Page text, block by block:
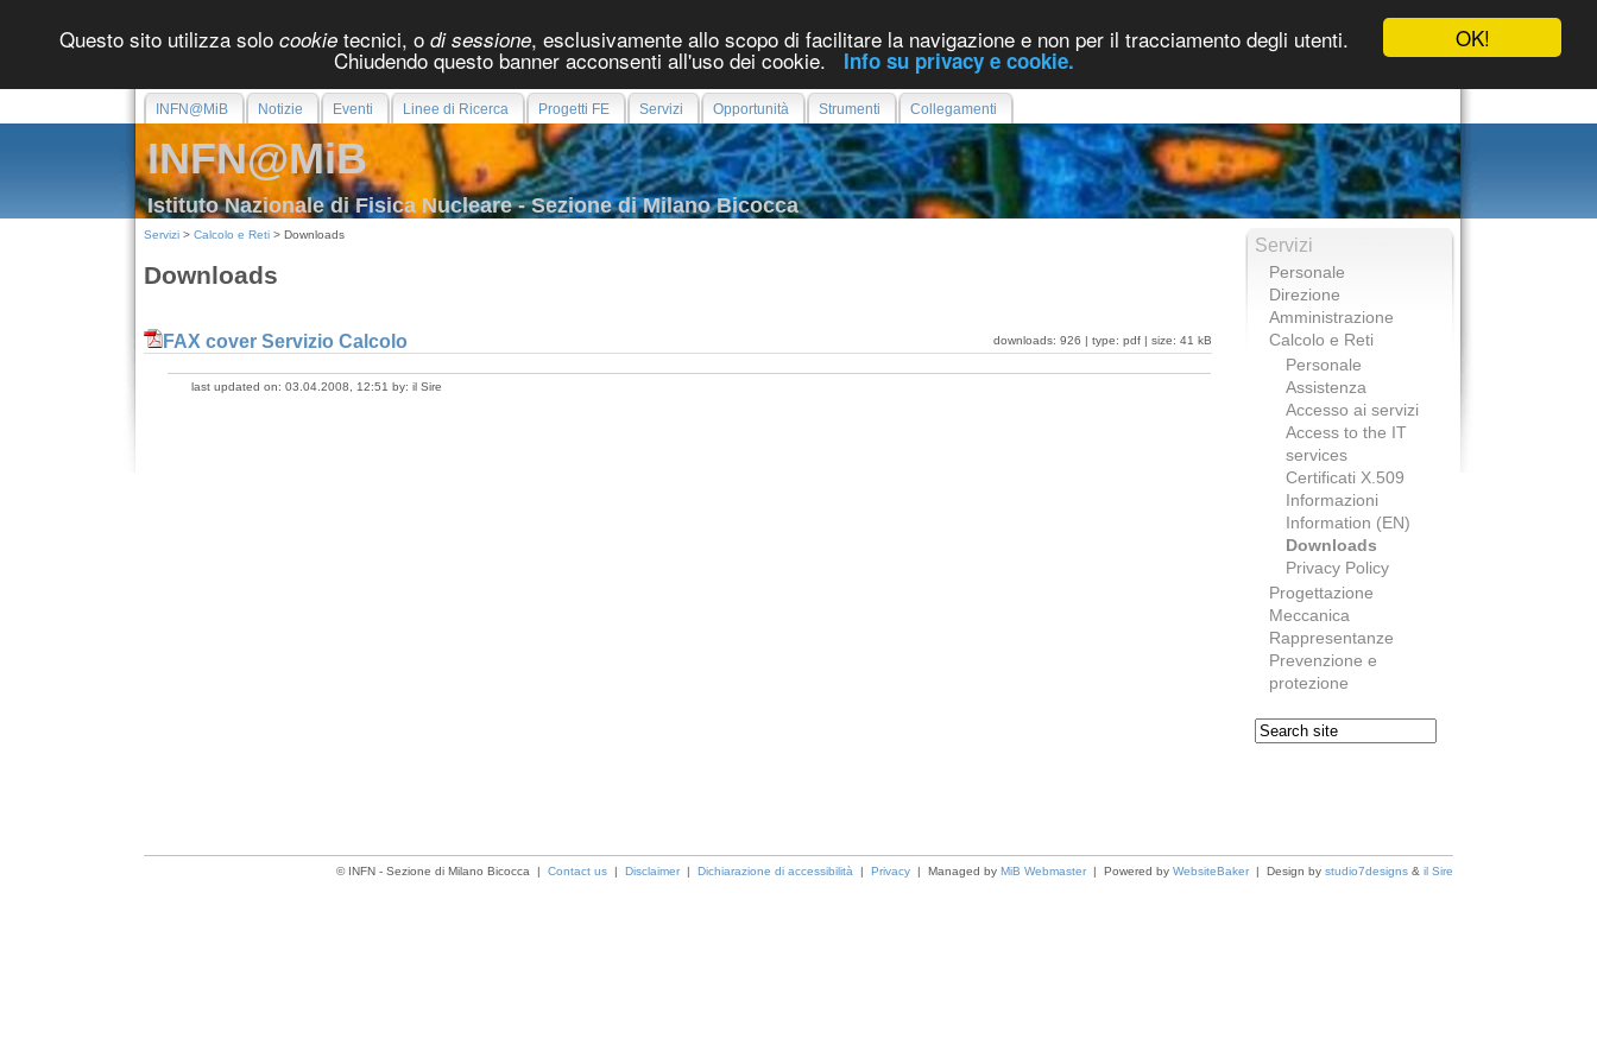
OK!
Questo sito utilizza solo cookietecnici, o di sessione, esclusivamente allo scopo di facilitare la navigazione e non per il tracciamento degli utenti.
Chiudendo questo banner acconsenti all'uso dei cookie. Info su privacy e cookie.
INFN@MiB Notizie Eventi Linee di Ricerca Progetti FE Servizi Opportunità Strumenti Collegamenti
INFN@MiB
Istituto Nazionale di Fisica Nucleare - Sezione di Milano Bicocca
Servizi> Calcolo e Reti> Downloads
Downloads
FAX cover Servizio Calcolo downloads: 926 | type: pdf | size: 41 kB
last updated on: 03.04.2008, 12:51 by: il Sire
Servizi
Personale
Direzione
Amministrazione
Calcolo e Reti
Personale
Assistenza
Accesso ai servizi
Access to the IT
services
Certificati X.509
Informazioni
Information (EN)
Downloads
Privacy Policy
Progettazione
Meccanica
Rappresentanze
Prevenzione e
protezione
© INFN - Sezione di Milano Bicocca |Contact us Disclaimer Dichiarazione di accessibilità Privacy | Managed by MiB Webmaster | Powered byWebsiteBaker | Design bystudio7designs &il Sire